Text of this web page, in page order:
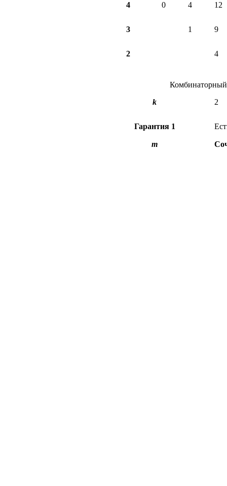
4 0 4 12
3 1 9
2 4
Комбинаторный
k
2
Гарантия 1
m